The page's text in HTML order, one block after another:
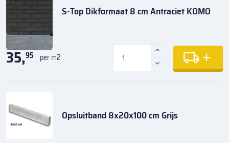
S-Top Dikformaat 8 cm Antraciet KOMO
35,95 per m2
Opsluitband 8x20x100 cm Grijs